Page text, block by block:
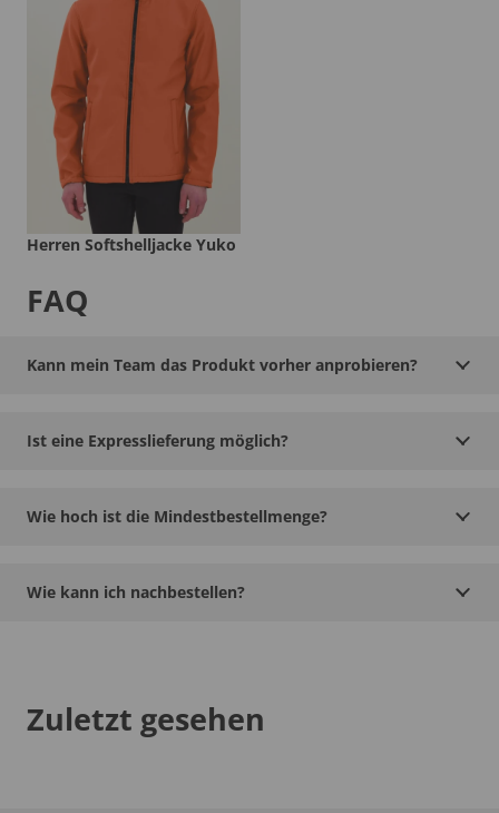
Herren Softshelljacke Yuko
FAQ
Kann mein Team das Produkt vorher anprobieren?
Ist eine Expresslieferung möglich?
Wie hoch ist die Mindestbestellmenge?
Wie kann ich nachbestellen?
Zuletzt gesehen